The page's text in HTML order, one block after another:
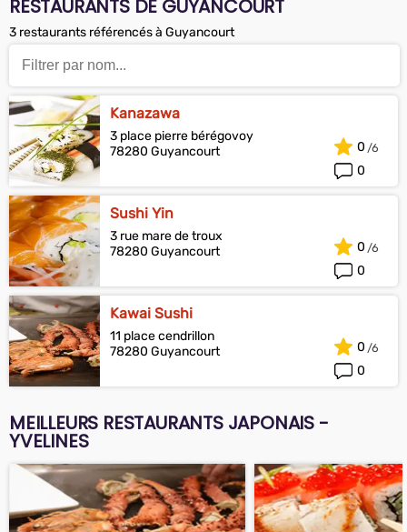
RESTAURANTS DE GUYANCOURT
3 restaurants référencés à Guyancourt
Kanazawa
3 place pierre bérégovoy
78280 Guyancourt
0
0
Sushi Yin
3 rue mare de troux
78280 Guyancourt
0
0
Kawai Sushi
11 place cendrillon
78280 Guyancourt
0
0
MEILLEURS RESTAURANTS JAPONAIS -
YVELINES